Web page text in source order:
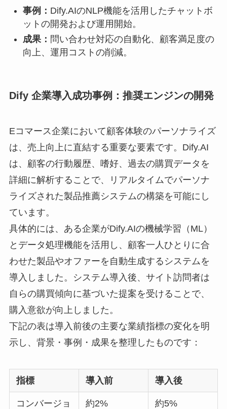
事例： Dify.AIのNLP機能を活用したチャットボ
ットの開発および運用開始。
成果： 問い合わせ対応の自動化、顧客満足度の
向上、運用コストの削減。
Dify 企業導入成功事例：推奨エンジンの開発
Eコマース企業において顧客体験のパーソナライズ
は、売上向上に直結する重要な要素です。Dify.AI
は、顧客の行動履歴、嗜好、過去の購買データを
詳細に解析することで、リアルタイムでパーソナ
ライズされた製品推薦システムの構築を可能にし
ています。
具体的には、ある企業がDify.AIの機械学習（ML）
とデータ処理機能を活用し、顧客一人ひとりに合
わせた製品やオファーを自動生成するシステムを
導入しました。システム導入後、サイト訪問者は
自らの購買傾向に基づいた提案を受けることで、
購入意欲が向上しました。
下記の表は導入前後の主要な業績指標の変化を明
示し、背景・事例・成果を整理したものです：
指標 導入前 導入後
コンバージョ
約2% 約5%